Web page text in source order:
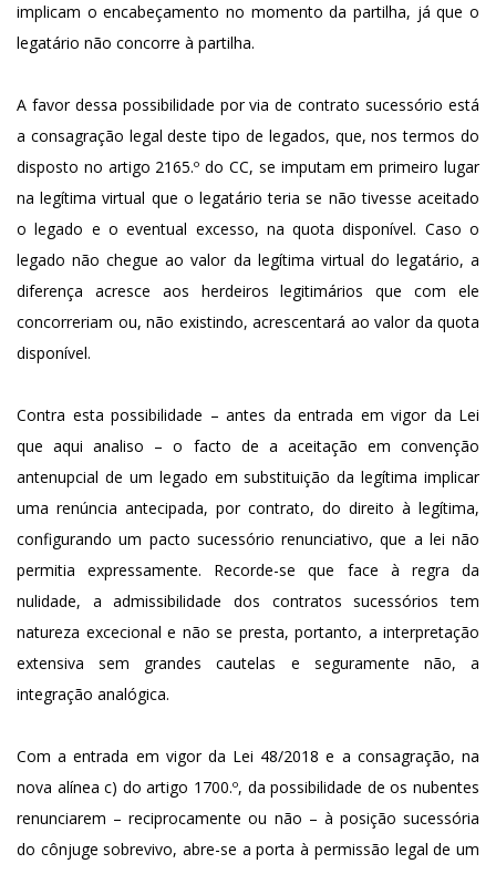
implicam o encabeçamento no momento da partilha, já que o
legatário não concorre à partilha.
A favor dessa possibilidade por via de contrato sucessório está
a consagração legal deste tipo de legados, que, nos termos do
disposto no artigo 2165.º do CC, se imputam em primeiro lugar
na legítima virtual que o legatário teria se não tivesse aceitado
o legado e o eventual excesso, na quota disponível. Caso o
legado não chegue ao valor da legítima virtual do legatário, a
diferença acresce aos herdeiros legitimários que com ele
concorreriam ou, não existindo, acrescentará ao valor da quota
disponível.
Contra esta possibilidade – antes da entrada em vigor da Lei
que aqui analiso – o facto de a aceitação em convenção
antenupcial de um legado em substituição da legítima implicar
uma renúncia antecipada, por contrato, do direito à legítima,
configurando um pacto sucessório renunciativo, que a lei não
permitia expressamente. Recorde-se que face à regra da
nulidade, a admissibilidade dos contratos sucessórios tem
natureza excecional e não se presta, portanto, a interpretação
extensiva sem grandes cautelas e seguramente não, a
integração analógica.
Com a entrada em vigor da Lei 48/2018 e a consagração, na
nova alínea c) do artigo 1700.º, da possibilidade de os nubentes
renunciarem – reciprocamente ou não – à posição sucessória
do cônjuge sobrevivo, abre-se a porta à permissão legal de um